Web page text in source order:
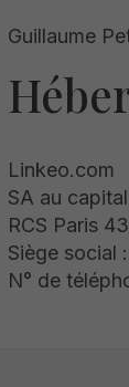
Guillaume
Linkeo.com
SA au
RCS Paris
Siège social
N° de